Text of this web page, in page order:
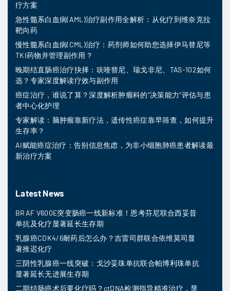
疗方案
急性髓系白血病(AML)治疗副作用全解析：从化疗到维奈克拉
靶向药
慢性髓系白血病(CML)治疗：药剂师如何助您选择伊马替尼等
TKI药物并管理副作用？
晚期结直肠癌治疗抉择：呋喹替尼、瑞戈非尼、TAS-102如何
选？专家深度解读疗效与副作用
癌症治疗，谁说了算？深度解析肿瘤科的“决策能力”评估与患
者中心化护理
专家解读：脑肿瘤靠新疗法，遗传性癌症靠早筛查，如何提升
生存率？
AI赋能癌症治疗：告别信息焦虑，为非小细胞肺癌患者解读最
新治疗方案
Latest News
BRAF V600E突变肠癌一线新标准！恩考芬尼联合西妥昔
单抗及化疗显著延长生存期
乳腺癌CDK4/6耐药后怎么办？吉雷司群联合依维莫司显
著推迟化疗
三阴性乳腺癌一线突破：戈沙妥珠单抗联合帕博利珠单抗
显著延长无进展生存期
二期结肠癌术后要化疗吗？ctDNA检测指导精准治疗，显